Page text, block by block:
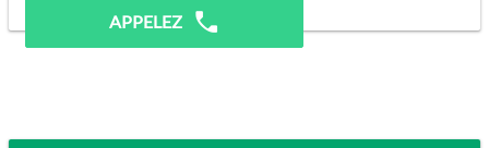
Pas de prospection.
APPELEZ